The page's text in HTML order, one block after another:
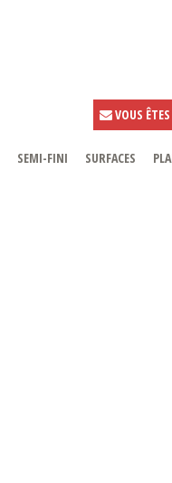
VOUS
SEMI-FINI SURFACES